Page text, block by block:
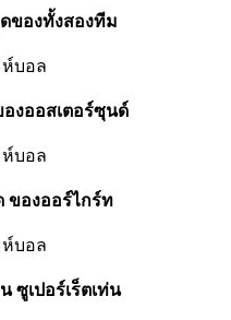
ของทั้งสองทีม
งออสเตอร์ซุนด์
ของออร์ไกร์ท
ซูเปอร์เร็ตเท่น